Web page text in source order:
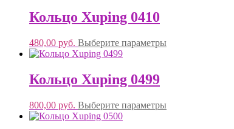
Кольцо Xuping 0410
480,00 руб. Выберите параметры
Кольцо Xuping 0499
800,00 руб. Выберите параметры